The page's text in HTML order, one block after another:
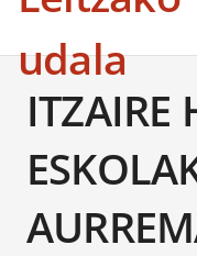
udala
ITZAIRE